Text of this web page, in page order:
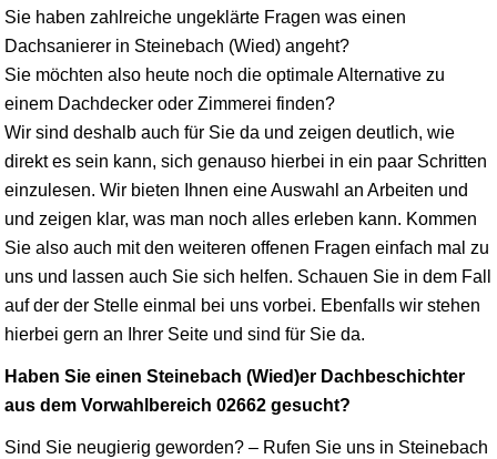
Sie haben zahlreiche ungeklärte Fragen was einen
Dachsanierer in Steinebach (Wied) angeht?
Sie möchten also heute noch die optimale Alternative zu
einem Dachdecker oder Zimmerei finden?
Wir sind deshalb auch für Sie da und zeigen deutlich, wie
direkt es sein kann, sich genauso hierbei in ein paar Schritten
einzulesen. Wir bieten Ihnen eine Auswahl an Arbeiten und
und zeigen klar, was man noch alles erleben kann. Kommen
Sie also auch mit den weiteren offenen Fragen einfach mal zu
uns und lassen auch Sie sich helfen. Schauen Sie in dem Fall
auf der der Stelle einmal bei uns vorbei. Ebenfalls wir stehen
hierbei gern an Ihrer Seite und sind für Sie da.
Haben Sie einen Steinebach (Wied)er Dachbeschichter
aus dem Vorwahlbereich 02662 gesucht?
Sind Sie neugierig geworden? – Rufen Sie uns in Steinebach